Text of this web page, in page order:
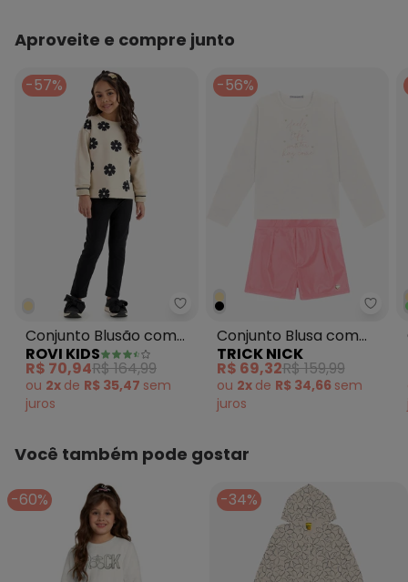
Aproveite e compre junto
-57%
Rovi Kids - Conjunto Blusão
Conjunto Blusão com
Legging Molecotton
Bege
ROVI KIDS
R$ 70,94R$ 164,99
ou 2x de R$ 35,47 sem
juros
-56%
Trick
Conjunto Blusa com
Shorts Feminino Bege
TRICK NICK
R$ 69,32R$ 159,99
ou 2x de R$ 34,66 sem
juros
Você também pode gostar
-60% -34%